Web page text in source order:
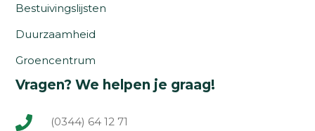
Bestuivingslijsten
Duurzaamheid
Groencentrum
Vragen? We helpen je graag!
(0344) 64 12 71